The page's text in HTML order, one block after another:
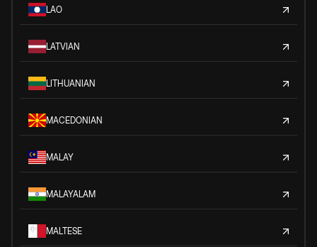
LAO
LATVIAN
LITHUANIAN
MACEDONIAN
MALAY
MALAYALAM
MALTESE